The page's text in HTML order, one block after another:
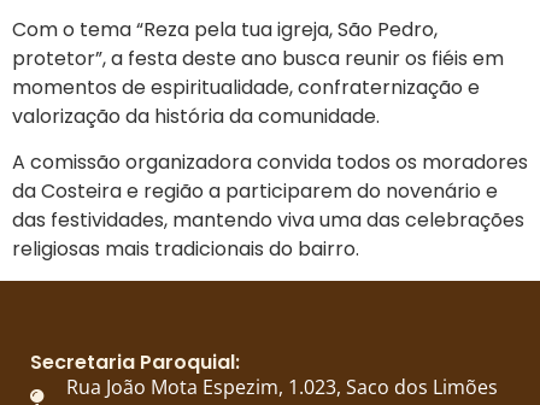
Com o tema “Reza pela tua igreja, São Pedro,
protetor”, a festa deste ano busca reunir os fiéis em
momentos de espiritualidade, confraternização e
valorização da história da comunidade.
A comissão organizadora convida todos os moradores
da Costeira e região a participarem do novenário e
das festividades, mantendo viva uma das celebrações
religiosas mais tradicionais do bairro.
Secretaria Paroquial:
Rua João Mota Espezim, 1.023, Saco dos Limões